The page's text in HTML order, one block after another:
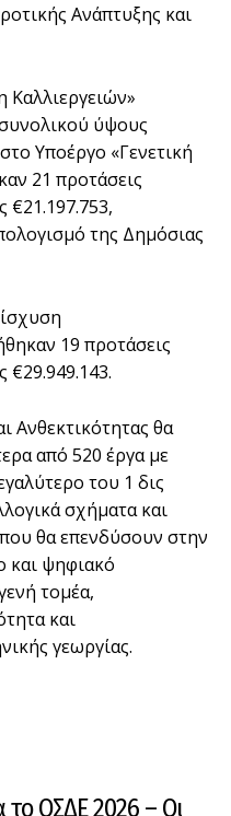
το ΟΣΔΕ 2026 – Οι
Ανάπτυξης και
ύψους
Υποέργο «Γενετική
21 προτάσεις
€21.197.753,
της Δημόσιας
19 προτάσεις
Ανθεκτικότητας θα
από 520 έργα με
του 1 δις
σχήματα και
που θα επενδύσουν στην
και ψηφιακό
τομέα,
και
γεωργίας.